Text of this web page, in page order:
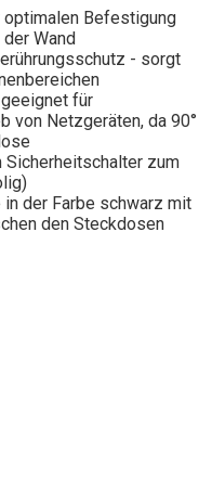
optimalen Befestigung
Wand
- sorgt
für
von Netzgeräten, da 90°
zum
der Farbe schwarz mit
den Steckdosen